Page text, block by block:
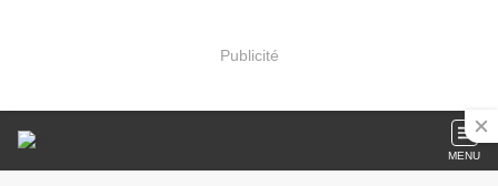
Publicité
MENU